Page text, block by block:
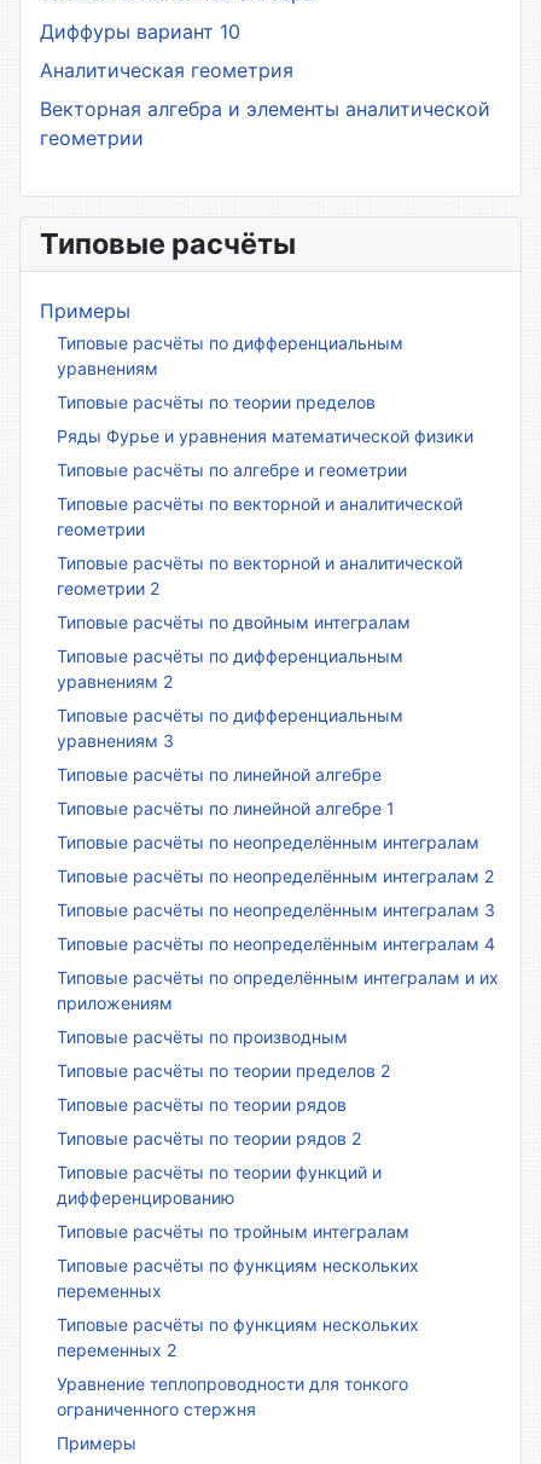
Диффуры вариант 10
Аналитическая геометрия
Векторная алгебра и элементы аналитической
геометрии
Типовые расчёты
Примеры
Типовые расчёты по дифференциальным
уравнениям
Типовые расчёты по теории пределов
Ряды Фурье и уравнения математической физики
Типовые расчёты по алгебре и геометрии
Типовые расчёты по векторной и аналитической
геометрии
Типовые расчёты по векторной и аналитической
геометрии 2
Типовые расчёты по двойным интегралам
Типовые расчёты по дифференциальным
уравнениям 2
Типовые расчёты по дифференциальным
уравнениям 3
Типовые расчёты по линейной алгебре
Типовые расчёты по линейной алгебре 1
Типовые расчёты по неопределённым интегралам
Типовые расчёты по неопределённым интегралам 2
Типовые расчёты по неопределённым интегралам 3
Типовые расчёты по неопределённым интегралам 4
Типовые расчёты по определённым интегралам и их
приложениям
Типовые расчёты по производным
Типовые расчёты по теории пределов 2
Типовые расчёты по теории рядов
Типовые расчёты по теории рядов 2
Типовые расчёты по теории функций и
дифференцированию
Типовые расчёты по тройным интегралам
Типовые расчёты по функциям нескольких
переменных
Типовые расчёты по функциям нескольких
переменных 2
Уравнение теплопроводности для тонкого
ограниченного стержня
Примеры